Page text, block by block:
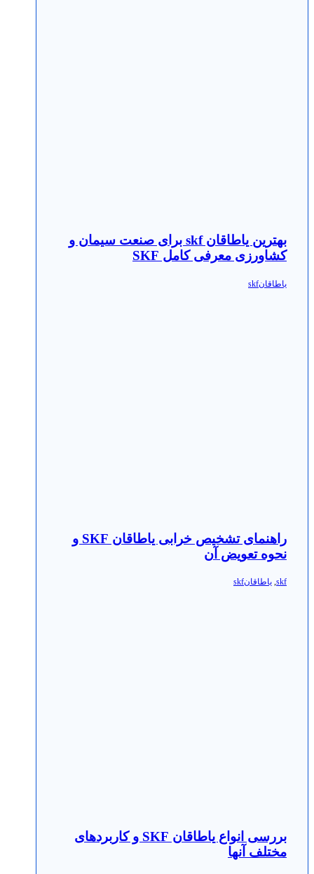
بهترین یاطاقان skf برای صنعت سیمان و
کشاورزی معرفی کامل SKF
یاطاقانskf
راهنمای تشخیص خرابی یاطاقان SKF و
نحوه تعویض آن
skf
, یاطاقانskf
بررسی انواع یاطاقان SKF و کاربردهای
مختلف آنها